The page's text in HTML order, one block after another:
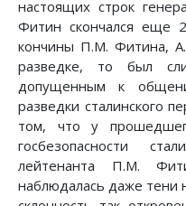
настоящих строк
Фитин скончался еще
кончины П.М. Фитина,
разведке, то был
допущенным к
разведки сталинского
том, что у
госбезопасности
лейтенанта П.М.
наблюдалась даже тени